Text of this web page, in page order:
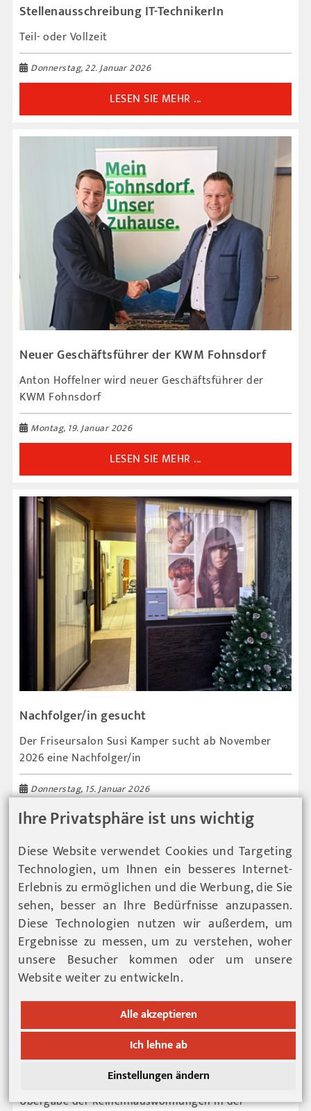
Ihre Privatsphäre ist uns wichtig
Diese Website verwendet Cookies und Targeting
Technologien, um Ihnen ein besseres Internet-
Erlebnis zu ermöglichen und die Werbung, die Sie
sehen, besser an Ihre Bedürfnisse anzupassen.
Diese Technologien nutzen wir außerdem, um
Ergebnisse zu messen, um zu verstehen, woher
unsere Besucher kommen oder um unsere
Website weiter zu entwickeln.
Alle akzeptieren
Ich lehne ab
Einstellungen ändern
Stellenausschreibung IT-TechnikerIn
Teil- oder Vollzeit
Donnerstag, 22. Januar 2026
LESEN SIE MEHR ...
Neuer Geschäftsführer der KWM Fohnsdorf
Anton Hoffelner wird neuer Geschäftsführer der
KWM Fohnsdorf
Montag, 19. Januar 2026
LESEN SIE MEHR ...
Nachfolger/in gesucht
Der Friseursalon Susi Kamper sucht ab November
2026 eine Nachfolger/in
Donnerstag, 15. Januar 2026
LESEN SIE MEHR ...
Feierliche Schlüsselübergabe
Übergabe der Reihenhauswohnungen in der